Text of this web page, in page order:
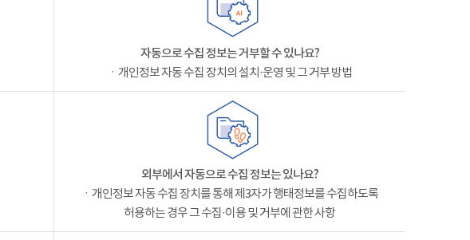
자동으로 수집 정보는 거부할 수 있나요?
ㆍ개인정보 자동 수집 장치의 설치·운영 및 그 거부 방법
외부에서 자동으로 수집 정보는 있나요?
ㆍ개인정보 자동 수집 장치를 통해 제3자가 행태정보를 수집하도록
허용하는 경우 그 수집·이용 및 거부에 관한 사항